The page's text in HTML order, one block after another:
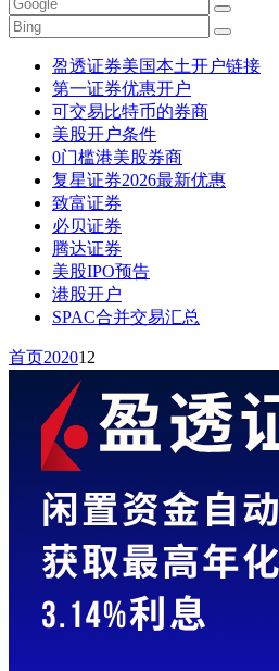
盈透证券美国本土开户链接
第一证券优惠开户
可交易比特币的券商
美股开户条件
0门槛港美股券商
复星证券2026最新优惠
致富证券
必贝证券
腾达证券
美股IPO预告
港股开户
SPAC合并交易汇总
首页202012